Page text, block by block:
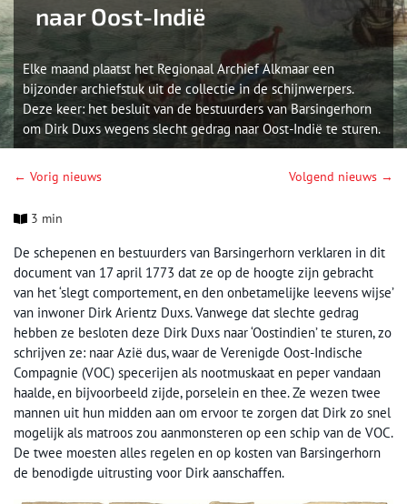
naar Oost-Indië
Elke maand plaatst het Regionaal Archief Alkmaar een
bijzonder archiefstuk uit de collectie in de schijnwerpers.
Deze keer: het besluit van de bestuurders van Barsingerhorn
om Dirk Duxs wegens slecht gedrag naar Oost-Indië te sturen.
← Vorig nieuws Volgend nieuws →
3 min
De schepenen en bestuurders van Barsingerhorn verklaren in dit
document van 17 april 1773 dat ze op de hoogte zijn gebracht
van het ‘slegt comportement, en den onbetamelijke leevens wijse’
van inwoner Dirk Arientz Duxs. Vanwege dat slechte gedrag
hebben ze besloten deze Dirk Duxs naar ‘Oostindien’ te sturen, zo
schrijven ze: naar Azië dus, waar de Verenigde Oost-Indische
Compagnie (VOC) specerijen als nootmuskaat en peper vandaan
haalde, en bijvoorbeeld zijde, porselein en thee. Ze wezen twee
mannen uit hun midden aan om ervoor te zorgen dat Dirk zo snel
mogelijk als matroos zou aanmonsteren op een schip van de VOC.
De twee moesten alles regelen en op kosten van Barsingerhorn
de benodigde uitrusting voor Dirk aanschaffen.